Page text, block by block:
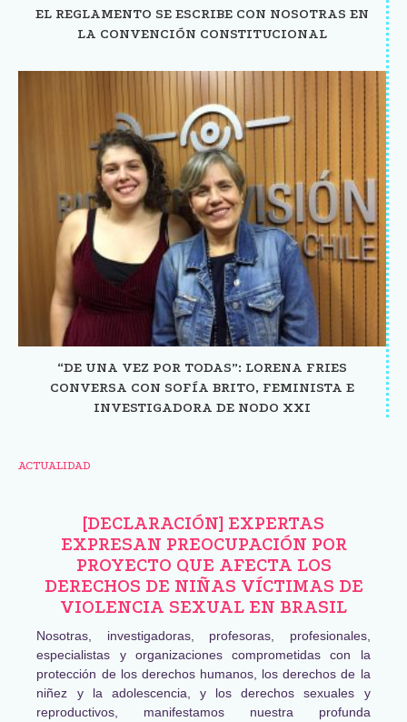
EL REGLAMENTO SE ESCRIBE CON NOSOTRAS EN
LA CONVENCIÓN CONSTITUCIONAL
“DE UNA VEZ POR TODAS”: LORENA FRIES
CONVERSA CON SOFÍA BRITO, FEMINISTA E
INVESTIGADORA DE NODO XXI
ACTUALIDAD
[DECLARACIÓN] EXPERTAS
EXPRESAN PREOCUPACIÓN POR
PROYECTO QUE AFECTA LOS
DERECHOS DE NIÑAS VÍCTIMAS DE
VIOLENCIA SEXUAL EN BRASIL
Nosotras, investigadoras, profesoras, profesionales,
especialistas y organizaciones comprometidas con la
protección de los derechos humanos, los derechos de la
niñez y la adolescencia, y los derechos sexuales y
reproductivos, manifestamos nuestra profunda